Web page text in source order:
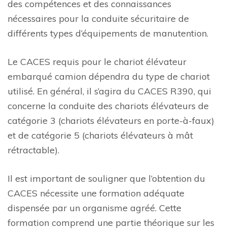
des compétences et des connaissances
nécessaires pour la conduite sécuritaire de
différents types d’équipements de manutention.
Le CACES requis pour le chariot élévateur
embarqué camion dépendra du type de chariot
utilisé. En général, il s’agira du CACES R390, qui
concerne la conduite des chariots élévateurs de
catégorie 3 (chariots élévateurs en porte-à-faux)
et de catégorie 5 (chariots élévateurs à mât
rétractable).
Il est important de souligner que l’obtention du
CACES nécessite une formation adéquate
dispensée par un organisme agréé. Cette
formation comprend une partie théorique sur les